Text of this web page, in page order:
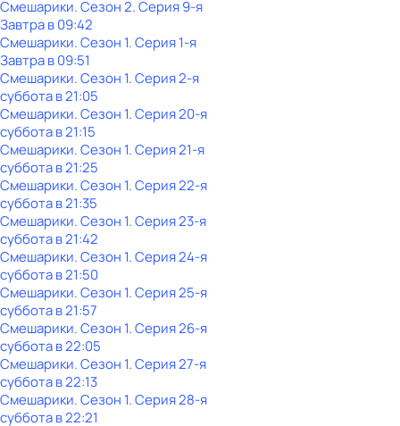
Смешарики. Сезон 2. Серия 9-я
Завтра в 09:42
Смешарики. Сезон 1. Серия 1-я
Завтра в 09:51
Смешарики. Сезон 1. Серия 2-я
субботав21:05
Смешарики. Сезон 1. Серия 20-я
субботав21:15
Смешарики. Сезон 1. Серия 21-я
субботав21:25
Смешарики. Сезон 1. Серия 22-я
субботав21:35
Смешарики. Сезон 1. Серия 23-я
субботав21:42
Смешарики. Сезон 1. Серия 24-я
субботав21:50
Смешарики. Сезон 1. Серия 25-я
субботав21:57
Смешарики. Сезон 1. Серия 26-я
субботав22:05
Смешарики. Сезон 1. Серия 27-я
субботав22:13
Смешарики. Сезон 1. Серия 28-я
субботав22:21